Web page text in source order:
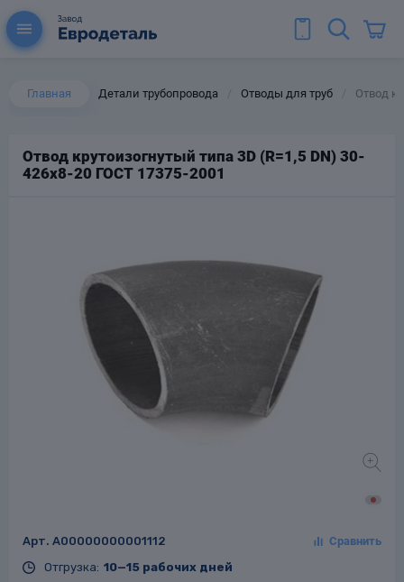
Главная Детали трубопровода Отводы для труб Отвод
Отвод крутоизогнутый типа 3D (R=1,5 DN) 30-
426х8-20 ГОСТ 17375-2001
Арт. A00000000001112
Отгрузка: 10—15 рабочих дней
для труб
Тройники стальные